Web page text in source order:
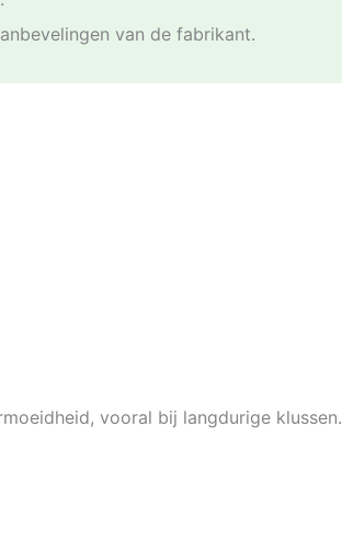
van de fabrikant.
vooral bij langdurige klussen.